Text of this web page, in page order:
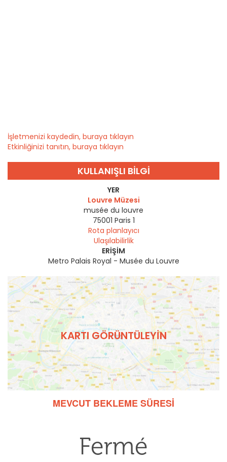
İşletmenizi kaydedin, buraya tıklayın
Etkinliğinizi tanıtın, buraya tıklayın
KULLANIŞLI BILGI
YER
Louvre Müzesi
musée du louvre
75001 Paris 1
Rota planlayıcı
Ulaşılabilirlik
ERIŞIM
Metro Palais Royal - Musée du Louvre
KARTI GÖRÜNTÜLEYIN
MEVCUT BEKLEME SÜRESI